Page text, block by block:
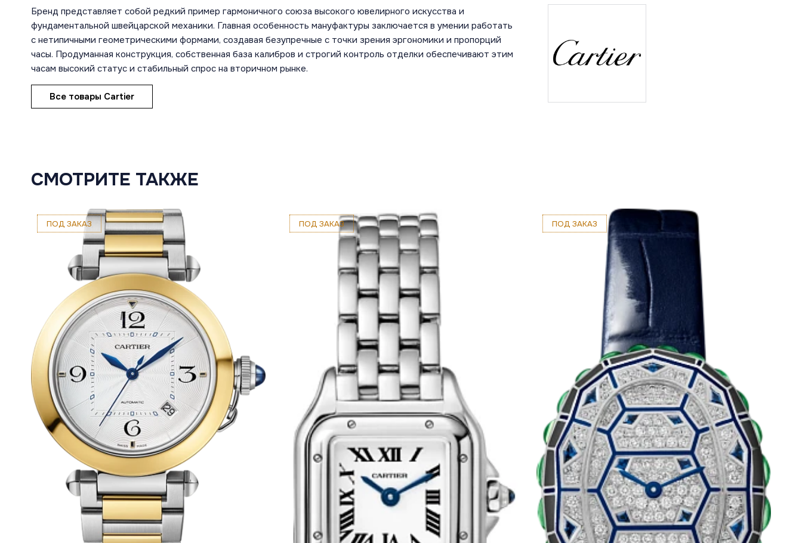
Бренд представляет собой редкий пример гармоничного союза высокого ювелирного искусства и
фундаментальной швейцарской механики. Главная особенность мануфактуры заключается в умении работать
с нетипичными геометрическими формами, создавая безупречные с точки зрения эргономики и пропорций
часы. Продуманная конструкция, собственная база калибров и строгий контроль отделки обеспечивают этим
часам высокий статус и стабильный спрос на вторичном рынке.
Все товары Cartier
СМОТРИТЕ ТАКЖЕ
ПОД ЗАКАЗ ПОД ЗАКАЗ ПОД ЗАКАЗ